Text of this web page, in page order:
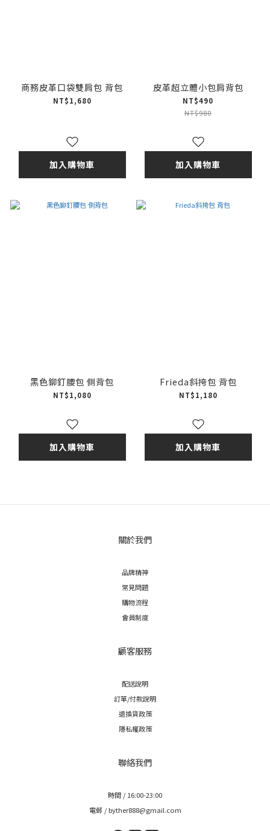
商務皮革口袋雙肩包 背包
NT$1,680
加入購物車
皮革超立體小包肩背包
NT$490
NT$980
加入購物車
黑色鉚釘腰包 側背包
NT$1,080
加入購物車
Frieda斜挎包 背包
NT$1,180
加入購物車
關於我們
品牌精神
常見問題
購物流程
會員制度
顧客服務
配送說明
訂單/付款說明
退換貨政策
隱私權政策
聯絡我們
時間 / 16:00-23:00
電郵 / byther888@gmail.com